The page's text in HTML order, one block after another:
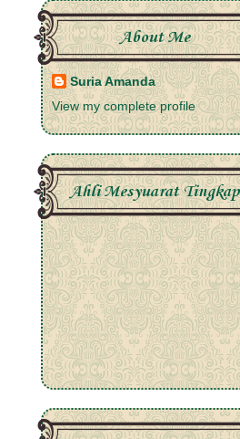
About Me
Suria Amanda
View my complete profile
Ahli Mesyuarat Tingkap